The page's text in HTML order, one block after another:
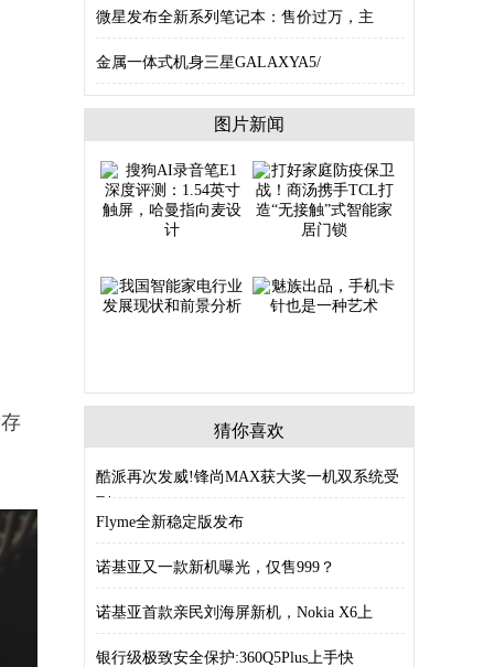
微星发布全新系列笔记本：售价过万，主
金属一体式机身三星GALAXYA5/
图片新闻
猜你喜欢
酷派再次发威!锋尚MAX获大奖一机双系统受
到
Flyme全新稳定版发布
诺基亚又一款新机曝光，仅售999？
诺基亚首款亲民刘海屏新机，Nokia X6上
银行级极致安全保护:360Q5Plus上手快